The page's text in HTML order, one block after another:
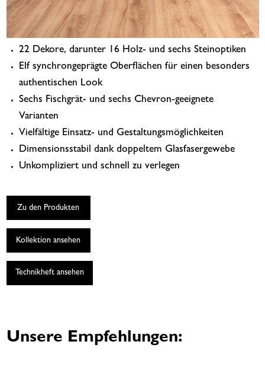
22 Dekore, darunter 16 Holz- und sechs Steinoptiken
Elf synchrongeprägte Oberflächen für einen besonders
authentischen Look
Sechs Fischgrät- und sechs Chevron-geeignete
Varianten
Vielfältige Einsatz- und Gestaltungsmöglichkeiten
Dimensionsstabil dank doppeltem Glasfasergewebe
Unkompliziert und schnell zu verlegen
Zu den Produkten
Kollektion ansehen
Technikheft ansehen
Unsere Empfehlungen: